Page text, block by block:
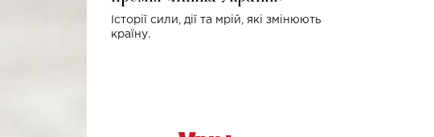
Історії сили, дії та мрій, які змінюють
країну.